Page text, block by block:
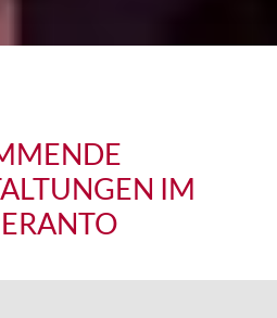
IM